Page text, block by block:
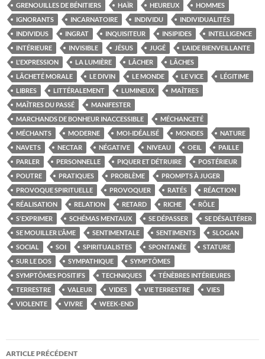
GRENOUILLES DE BÉNITIERS HAÏR HEUREUX
HOMMES
IGNORANTS
INCARNATOIRE INDIVIDU
INDIVIDUALITÉS
INDIVIDUS
INGRAT INQUISITEUR INSIPIDES
INTELLIGENCE
INTÉRIEURE
INVISIBLE JÉSUS JUGÉ
L'AIDE BIENVEILLANTE
L'EXPRESSION
LA LUMIÈRE LÂCHER
LÂCHES
LÂCHETÉ MORALE
LE DIVIN LE MONDE LE VICE
LÉGITIME
LIBRES
LITTÉRALEMENT LUMINEUX
MAÎTRES
MAÎTRES DU PASSÉ
MANIFESTER
MARCHANDS DE BONHEUR INACCESSIBLE
MÉCHANCETÉ
MÉCHANTS
MODERNE MOI-IDÉALISÉ MONDES
NATURE
NAVETS
NECTAR NÉGATIVE NIVEAU OEIL
PAILLE
PARLER
PERSONNELLE PIQUER ET DÉTRUIRE
POSTÉRIEUR
POUTRE
PRATIQUES PROBLÈME
PROMPTS À JUGER
PROVOQUE SPIRITUELLE
PROVOQUER RATÉS
RÉACTION
RÉALISATION
RELATION RETARD RICHE
RÔLE
S'EXPRIMER
SCHÉMAS MENTAUX SE DÉPASSER
SE DÉSALTÉRER
SE MOUILLER L'ÂME
SENTIMENTALE SENTIMENTS
SLOGAN
SOCIAL
SOI SPIRITUALISTES SPONTANÉE
STATURE
SUR LE DOS
SYMPATHIQUE
SYMPTÔMES
SYMPTÔMES POSITIFS
TECHNIQUES
TÉNÈBRES INTÉRIEURES
TERRESTRE
VALEUR VIDES VIE TERRESTRE
VIES
VIOLENTE
VIVRE WEEK-END
Navigation
ARTICLE PRÉCÉDENT